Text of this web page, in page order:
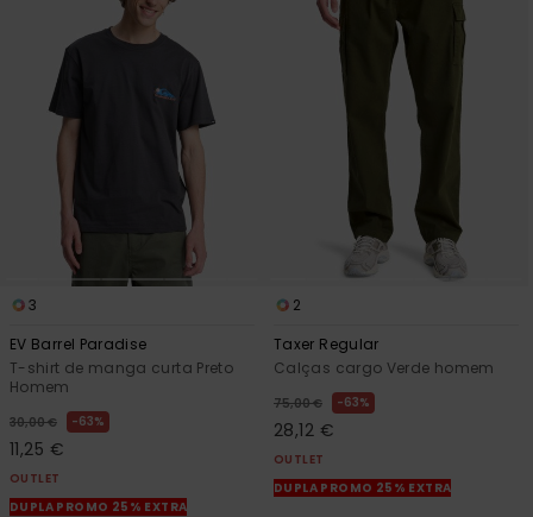
3
EV Barrel Paradise
T-shirt de manga curta Preto
Homem
30,00 € 63%
11,25 €
OUTLET
DUPLA PROMO 25% EXTRA
2
Taxer Regular
Calças cargo Verde homem
75,00 € 63%
28,12 €
OUTLET
DUPLA PROMO 25% EXTRA